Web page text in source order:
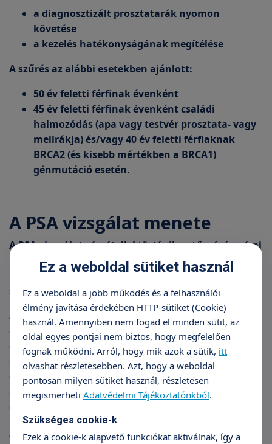
a diagnosztizált prosztatarák nyomon
követése
a kezelés hatékonyságának megítélése
A szűrés az alábbi esetekben ajánlott:
50 év feletti férfinak évenként
45 év feletti férfinak évenként családi
halmozódás (apa vagy testvér prosztata- vagy
mellrákja) és/vagy 40 év feletti férfiaknak
BRCA2 (és kisebb mértékben a BRCA1)
génmutáció esetén.
A PSA vizsgálat menete
A PSA vizsgálat vérvétellel történik, a tűszúrás némi
kellemetlenséggel jár. Ezután a vérmintát a
laboratóriumban elemzik, hogy megmérjék a PSA
szintjét.
A PSA normál értéke általánosan 4 ng/ml-ig
elfogadott (illetve a normál laboratóriumi
értékeinek megfelelően). A megemelkedett PSA-
szint nem feltétlenül utal prosztatarákra (vannak
olyan prosztatadaganatban szenvedő betegek,
akiknek normális a PSA-szintjük vagy a lelet pozitív,
de a további vizsgálatok nem igazolják a
prosztatarák jelenlétét), valamint különböző
tényezők (például idősebb életkor, a prosztata
Ez a weboldal sütiket használ
Ez a weboldal a jobb működés és a felhasználói
élmény javítása érdekében HTTP-sütiket (Cookie)
használ. Amennyiben nem fogad el minden sütit, az
oldal egyes pontjai nem biztos, hogy megfelelően
fognak működni. Arról, hogy mik azok a sütik, itt
olvashat részletesebben. Azt, hogy a weboldal
pontosan milyen sütiket használ, részletesen
megismerheti Adatvédelmi Tájékoztatónkból.
Szükséges cookie-k
Ezek a cookie-k alapvető funkciókat aktiválnak, így a